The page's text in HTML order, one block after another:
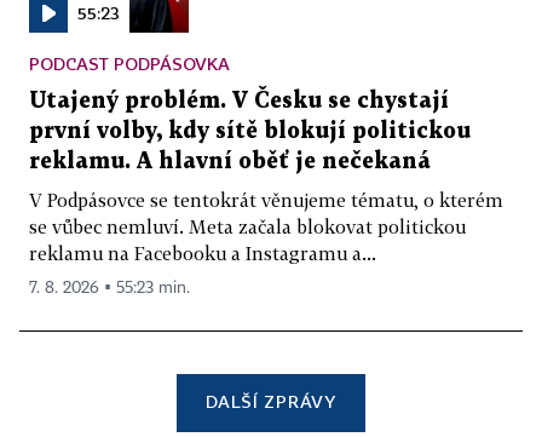
55:23
PODCAST PODPÁSOVKA
Utajený problém. V Česku se chystají
první volby, kdy sítě blokují politickou
reklamu. A hlavní oběť je nečekaná
V Podpásovce se tentokrát věnujeme tématu, o kterém
se vůbec nemluví. Meta začala blokovat politickou
reklamu na Facebooku a Instagramu a...
7. 8. 2026 ▪ 55:23 min.
DALŠÍ ZPRÁVY